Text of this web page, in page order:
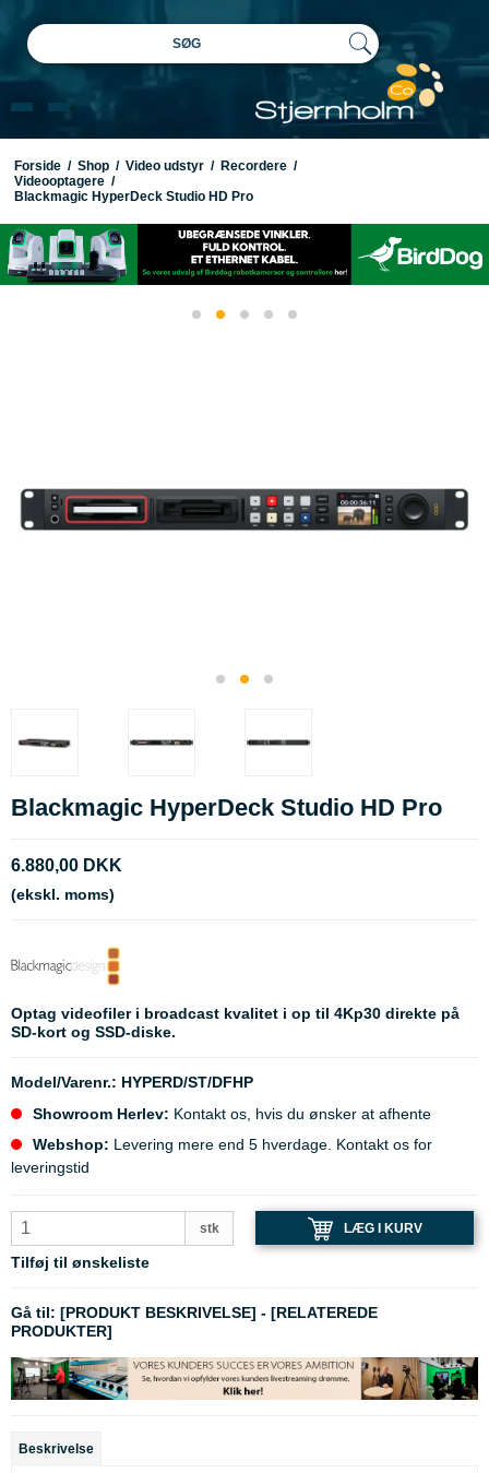
SØG
Forside / Shop / Video udstyr / Recordere /
Videooptagere /
Blackmagic HyperDeck Studio HD Pro
Blackmagic HyperDeck Studio HD Pro
6.880,00 DKK
(ekskl. moms)
Optag videofiler i broadcast kvalitet i op til 4Kp30 direkte på
SD-kort og SSD-diske.
Model/Varenr.: HYPERD/ST/DFHP
Showroom Herlev: Kontakt os, hvis du ønsker at afhente
Webshop: Levering mere end 5 hverdage. Kontakt os for
leveringstid
stk LÆG I KURV
Tilføj til ønskeliste
Gå til: [PRODUKT BESKRIVELSE] - [RELATEREDE
PRODUKTER]
Beskrivelse